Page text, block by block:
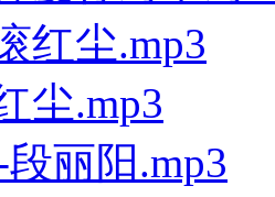
红尘.mp3
尘.mp3
丽阳.mp3